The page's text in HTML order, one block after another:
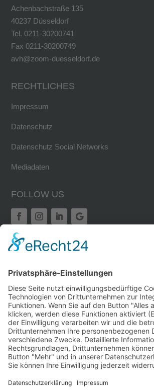
Achenbachstraße 135
40237 Düsseldorf
Tel. 0211-30200741
Fax 0211-30200749
avh@zoom-duesseldorf.de
RECHTLICHES
Impressum
Datenschutz
Datenschutz Social Networks
Mediadaten
FOLLOW US